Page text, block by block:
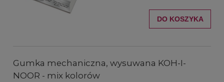
DO KOSZYKA
Gumka mechaniczna, wysuwana KOH-I-
NOOR - mix kolorów